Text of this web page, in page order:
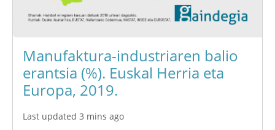
Manufaktura-industriaren balio
erantsia (%). Euskal Herria eta
Europa, 2019.
Last updated 3 mins ago